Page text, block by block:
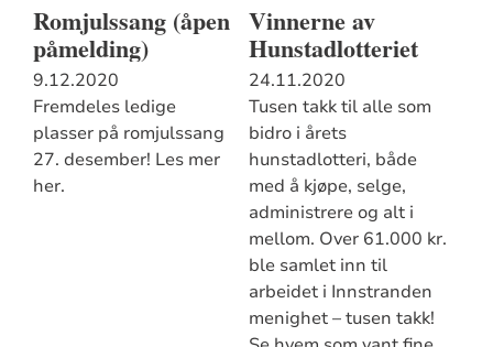
Romjulssang (åpen
påmelding)
9.12.2020
Fremdeles ledige
plasser på romjulssang
27. desember! Les mer
her.
Vinnerne av
Hunstadlotteriet
24.11.2020
Tusen takk til alle som
bidro i årets
hunstadlotteri, både
med å kjøpe, selge,
administrere og alt i
mellom. Over 61.000 kr.
ble samlet inn til
arbeidet i Innstranden
menighet – tusen takk!